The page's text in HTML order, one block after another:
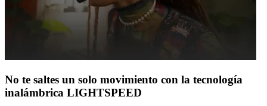
No te saltes un solo movimiento con la tecnología
inalámbrica LIGHTSPEED